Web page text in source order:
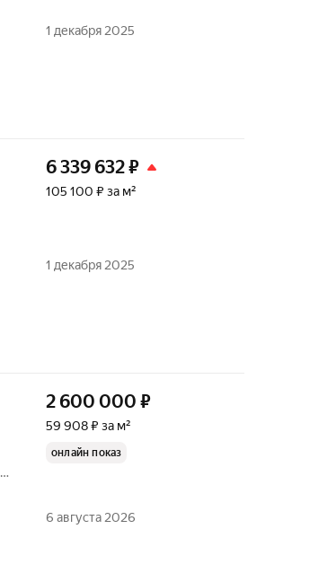
1 декабря 2025
6 339 632₽
105 100 ₽ за м²
1 декабря 2025
2 600 000 ₽
59 908 ₽ за м²
онлайн показ
6 августа 2026